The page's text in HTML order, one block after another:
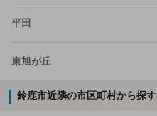
平田
東旭が丘
鈴鹿市近隣の市区町村から探す